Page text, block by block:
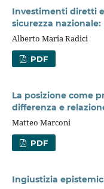
Investimenti diretti
sicurezza
Alberto Maria Radici
PDF
La posizione come
differenza e
Matteo Marconi
PDF
Ingiustizia